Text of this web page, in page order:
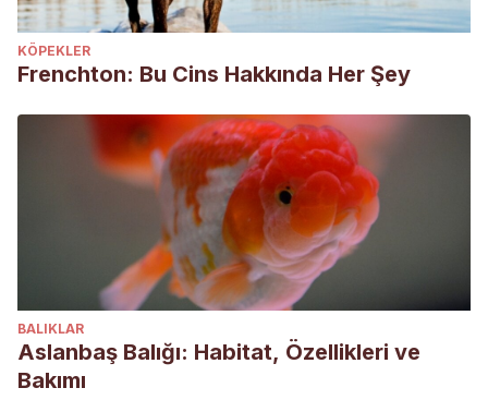
KÖPEKLER
Frenchton: Bu Cins Hakkında Her Şey
BALIKLAR
Aslanbaş Balığı: Habitat, Özellikleri ve
Bakımı